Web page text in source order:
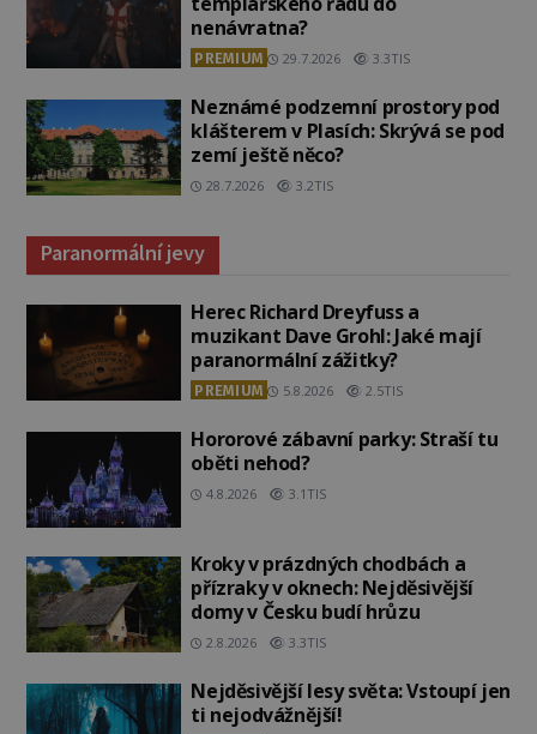
nenávratna?
PREMIUM 29.7.2026 3.3TIS
Neznámé podzemní prostory pod
klášterem v Plasích: Skrývá se pod
zemí ještě něco?
28.7.2026 3.2TIS
Paranormální jevy
Herec Richard Dreyfuss a
muzikant Dave Grohl: Jaké mají
paranormální zážitky?
PREMIUM 5.8.2026 2.5TIS
Hororové zábavní parky: Straší tu
oběti nehod?
4.8.2026 3.1TIS
Kroky v prázdných chodbách a
přízraky v oknech: Nejděsivější
domy v Česku budí hrůzu
2.8.2026 3.3TIS
Nejděsivější lesy světa: Vstoupí jen
ti nejodvážnější!